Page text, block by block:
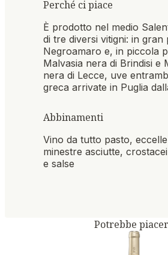
Perché ci piace
È prodotto nel medio
di tre diversi vitigni: in gran
Negroamaro e, in piccola
Malvasia nera di Brindisi e
nera di Lecce, uve
greca arrivate in Puglia
Abbinamenti
Vino da tutto pasto,
minestre asciutte,
e salse
Potrebbe